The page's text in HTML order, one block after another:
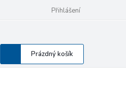
Zdravotnický prostředek
Přihlášení
Nákupní
košík
Prázdný košík